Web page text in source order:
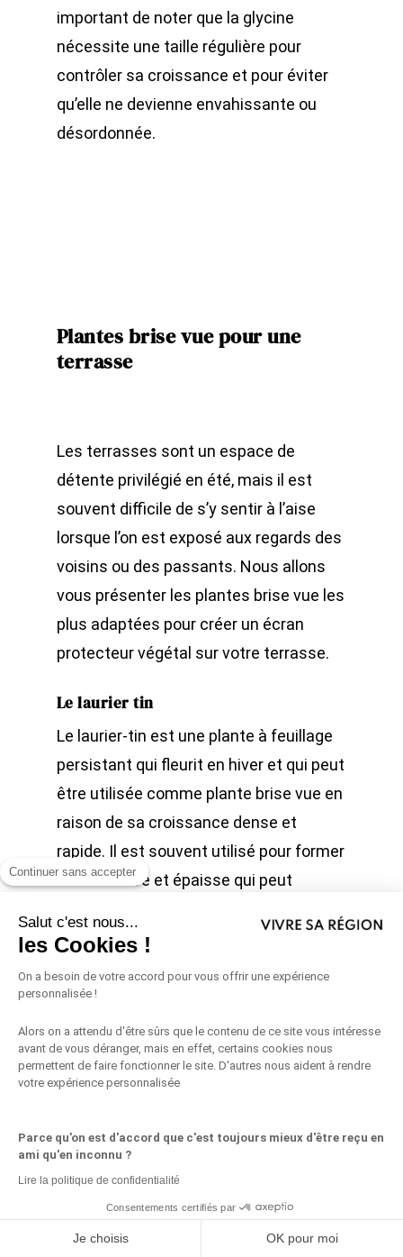
Continuer sans accepter
Salut c'est nous...
les Cookies !
On a besoin de votre accord pour vous offrir une expérience
personnalisée !
Alors on a attendu d'être sûrs que le contenu de ce site vous intéresse
avant de vous déranger, mais en effet, certains cookies nous
permettent de faire fonctionner le site. D'autres nous aident à rendre
votre expérience personnalisée
Parce qu'on est d'accord que c'est toujours mieux d'être reçu en
ami qu'en inconnu ?
Lire la politique de confidentialité
Consentements certifiés par
Je choisis OK pour moi
important de noter que la glycine
nécessite une taille régulière pour
contrôler sa croissance et pour éviter
qu’elle ne devienne envahissante ou
désordonnée.
Plantes brise vue pour une
terrasse
Les terrasses sont un espace de
détente privilégié en été, mais il est
souvent difficile de s’y sentir à l’aise
lorsque l’on est exposé aux regards des
voisins ou des passants. Nous allons
vous présenter les plantes brise vue les
plus adaptées pour créer un écran
protecteur végétal sur votre terrasse.
Le laurier tin
Le laurier-tin est une plante à feuillage
persistant qui fleurit en hiver et qui peut
être utilisée comme plante brise vue en
raison de sa croissance dense et
rapide. Il est souvent utilisé pour former
une haie vive et épaisse qui peut
Le laurier-tin se plaît dans les différents
gamme de conditions de lumière allant
du plein soleil à l’ombre partielle. Il peut
également résister à des températures
froides jusqu’à -10°C, ce qui en fait une
froides. Cependant, il est important de
animaux domestiques et peuvent